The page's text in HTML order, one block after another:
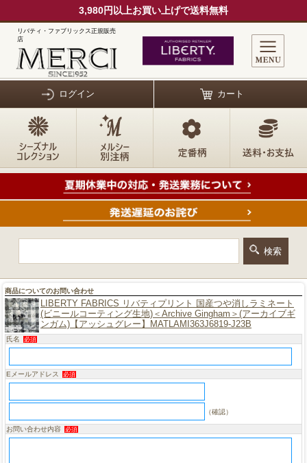
3,980円以上お買い上げで送料無料
リバティ・ファブリックス正規販売
店
ログイン カート
商品についてのお問い合わせ
LIBERTY FABRICS リバティプリント 国産つや消しラミネート
(ビニールコーティング生地)＜Archive Gingham＞(アーカイブギ
ンガム)【アッシュグレー】MATLAMI363J6819-J23B
氏名 必須
Eメールアドレス 必須
（確認）
お問い合わせ内容 必須